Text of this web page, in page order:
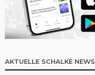
AKTUELLE SCHALKE NEWS